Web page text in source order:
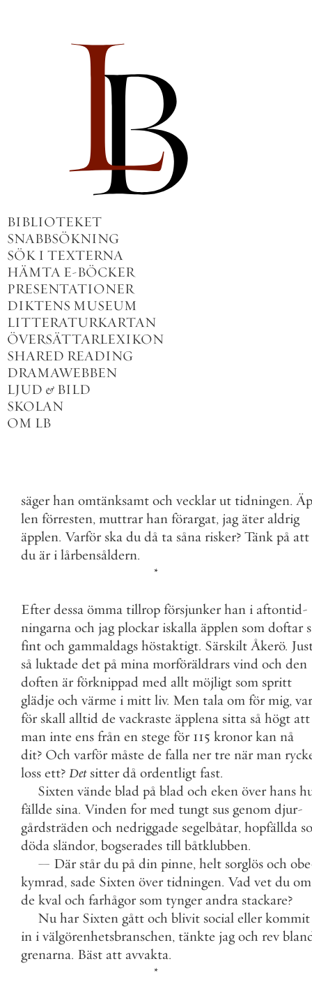
BIBLIOTEKET
SNABBSÖKNING
SÖK I TEXTERNA
HÄMTA E-BÖCKER
PRESENTATIONER
DIKTENS MUSEUM
LITTERATURKARTAN
ÖVERSÄTTARLEXIKON
SHARED READING
DRAMAWEBBEN
LJUD & BILD
SKOLAN
OM LB
säger han omtänksamt och vecklar ut tidningen.
len förresten, muttrar han förargat, jag äter aldrig
äpplen. Varför ska du då ta såna risker? Tänk på att
du är i lårbensåldern.
*
Efter dessa ömma tillrop försjunker han i aftontid-
ningarna och jag plockar iskalla äpplen som doftar
fint och gammaldags höstaktigt. Särskilt Åkerö.
så luktade det på mina morföräldrars vind och den
doften är förknippad med allt möjligt som spritt
glädje och värme i mitt liv. Men tala om för mig, var
för skall alltid de vackraste äpplena sitta så högt att
man inte ens från en stege för 115 kronor kan nå
dit? Och varför måste de falla ner tre när man
loss ett? Det sitter då ordentligt fast.
Sixten vände blad på blad och eken över hans
fällde sina. Vinden for med tungt sus genom djur-
gårdsträden och nedriggade segelbåtar, hopfällda
döda sländor, bogserades till båtklubben.
— Där står du på din pinne, helt sorglös och obe
kymrad, sade Sixten över tidningen. Vad vet du om
de kval och farhågor som tynger andra stackare?
Nu har Sixten gått och blivit social eller kommit
in i välgörenhetsbranschen, tänkte jag och rev
grenarna. Bäst att avvakta.
*